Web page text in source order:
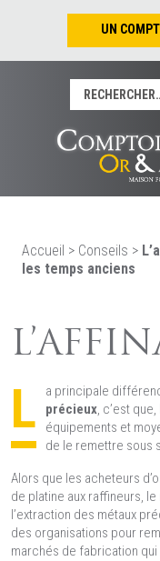
UN
Nantes
Rechercher :
Accueil > Conseils >
les temps anciens
L a principale
précieux, c’est
équipements et
de le remettre sous
Alors que les acheteurs
de platine aux raffineurs,
l’extraction des métaux
des organisations pour
marchés de fabrication qui